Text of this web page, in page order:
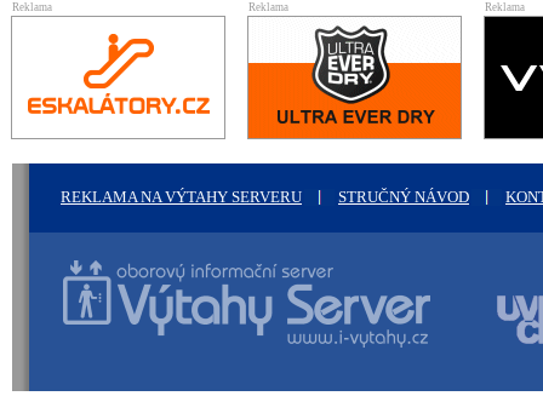
Reklama Reklama Reklama
REKLAMA NA VÝTAHY SERVERU STRUČNÝ NÁVOD